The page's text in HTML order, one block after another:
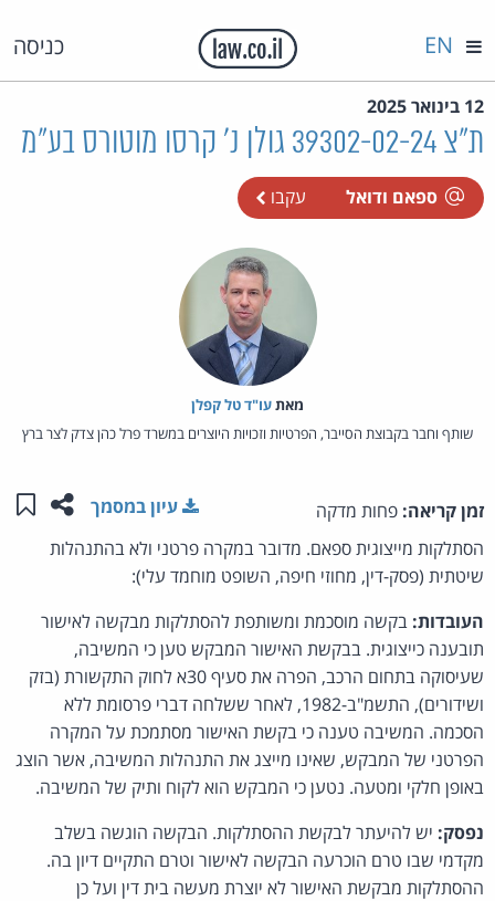
כניסה EN
12 בינואר 2025
ת"צ 39302-02-24 גולן נ' קרסו מוטורס בע"מ
ספאם ודואל עקבו
מאת‏עו"ד טל קפלן
שותף וחבר בקבוצת הסייבר, הפרטיות וזכויות היוצרים במשרד פרל כהן צדק לצר ברץ
זמן קריאה: פחות מדקה שתפו
עיון במסמך
הסתלקות מייצוגית ספאם. מדובר במקרה פרטני ולא בהתנהלות
שיטתית (פסק-דין, מחוזי חיפה, השופט מוחמד עלי):
העובדות: בקשה מוסכמת ומשותפת להסתלקות מבקשה לאישור
תובענה כייצוגית. בבקשת האישור המבקש טען כי המשיבה,
שעיסוקה בתחום הרכב, הפרה את סעיף 30א לחוק התקשורת (בזק
ושידורים), התשמ"ב-1982, לאחר ששלחה דברי פרסומת ללא
הסכמה. המשיבה טענה כי בקשת האישור מסתמכת על המקרה
הפרטני של המבקש, שאינו מייצג את התנהלות המשיבה, אשר הוצג
באופן חלקי ומטעה. נטען כי המבקש הוא לקוח ותיק של המשיבה.
נפסק: יש להיעתר לבקשת ההסתלקות. הבקשה הוגשה בשלב
מקדמי שבו טרם הוכרעה הבקשה לאישור וטרם התקיים דיון בה.
ההסתלקות מבקשת האישור לא יוצרת מעשה בית דין ועל כן